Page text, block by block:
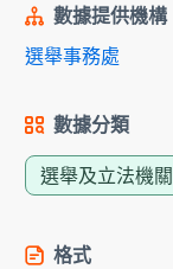
數據提供機構
選舉事務處
數據分類
選舉及立法機關
格式